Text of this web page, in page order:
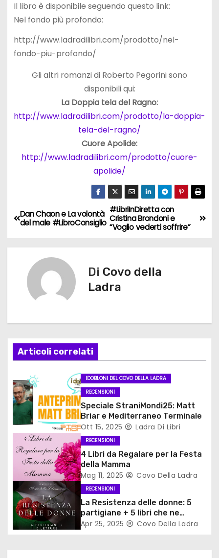
Il libro è disponibile seguendo questo link:
Nel fondo più profondo:
http://www.ladradilibri.com/prodotto/nel-
fondo-piu-profondo/
Gli altri romanzi di Roberto Pegorini sono
disponibili qui:
La Doppia tela del Ragno:
http://www.ladradilibri.com/prodotto/la-doppia-
tela-del-ragno/
Cuore Apolide:
http://www.ladradilibri.com/prodotto/cuore-
apolide/
N
z
i
o
n
e
a
t
i
c
#LibriInDiretta con
Cristina Brondoni e
“Voglio vederti soffrire”
Dan Chaon e La volontà
del male #LibroConsiglio
Di Covo della
Ladra
Articoli correlati
IDOBLONI DEL COVO DELLA LADRA
RECENSIONI
Speciale StraniMondi25: Matt
Briar e Mediterraneo Terminale
Ott 15, 2025 Ladra Di Libri
RECENSIONI
4 Libri da Regalare per la Festa
della Mamma
Mag 11, 2025 Covo Della Ladra
RECENSIONI
La Resistenza delle donne: 5
partigiane + 5 libri che ne
parlano
Apr 25, 2025 Covo Della Ladra